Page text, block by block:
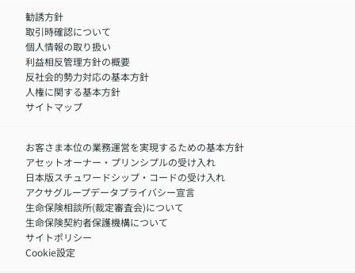
​お客さまを金融犯罪からお守りするために
アクサグループについて
職）
中途採用：フィナンシャルプラン・アドバイザー（営業職）
障害者採用
勧誘方針
取引時確認について
個人情報の取り扱い
利益相反管理方針の概要
反社会的勢力対応の基本方針
人権に関する基本方針
サイトマップ
お客さま本位の業務運営を実現するための基本方針
アセットオーナー・プリンシプルの受け入れ
日本版スチュワードシップ・コードの受け入れ
アクサグループデータプライバシー宣言
生命保険相談所(裁定審査会)について
生命保険契約者保護機構について
サイトポリシー
Cookie設定